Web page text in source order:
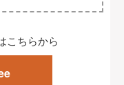
こちらから